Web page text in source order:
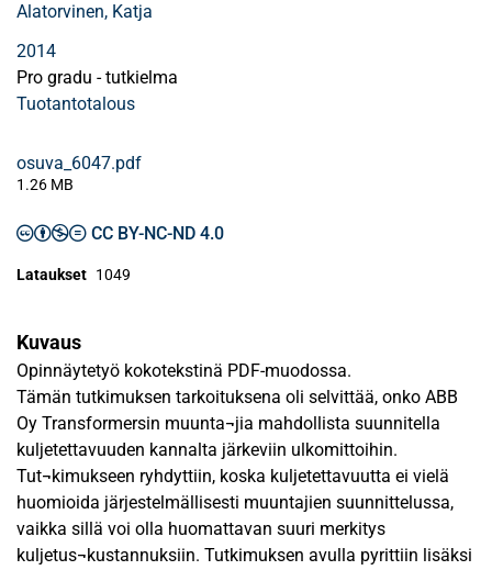
Alatorvinen, Katja
2014
Pro gradu - tutkielma
Tuotantotalous
osuva_6047.pdf
1.26 MB
CC BY-NC-ND 4.0
Lataukset 1049
Kuvaus
Opinnäytetyö kokotekstinä PDF-muodossa.
Tämän tutkimuksen tarkoituksena oli selvittää, onko ABB
Oy Transformersin muunta¬jia mahdollista suunnitella
kuljetettavuuden kannalta järkeviin ulkomittoihin.
Tut¬kimukseen ryhdyttiin, koska kuljetettavuutta ei vielä
huomioida järjestelmällisesti muuntajien suunnittelussa,
vaikka sillä voi olla huomattavan suuri merkitys
kuljetus¬kustannuksiin. Tutkimuksen avulla pyrittiin lisäksi